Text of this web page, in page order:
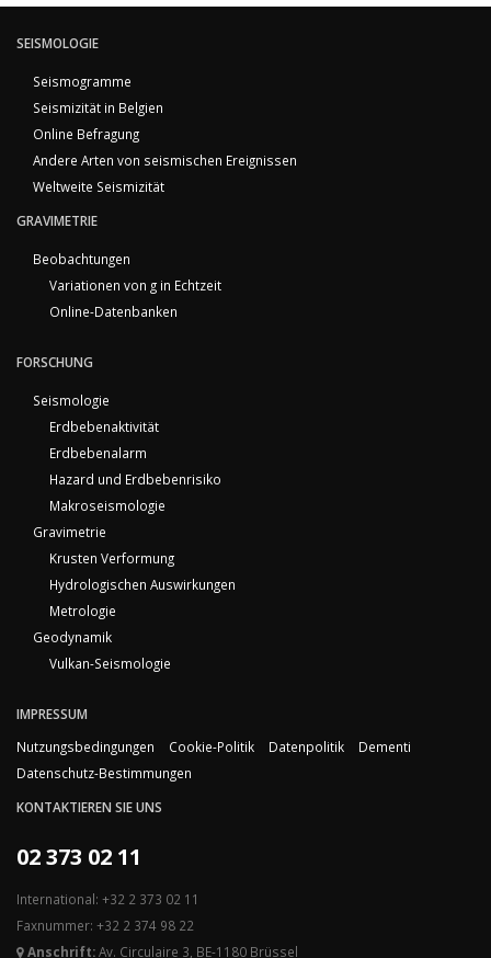
SEISMOLOGIE
Seismogramme
Seismizität in Belgien
Online Befragung
Andere Arten von seismischen Ereignissen
Weltweite Seismizität
GRAVIMETRIE
Beobachtungen
Variationen von g in Echtzeit
Online-Datenbanken
FORSCHUNG
Seismologie
Erdbebenaktivität
Erdbebenalarm
Hazard und Erdbebenrisiko
Makroseismologie
Gravimetrie
Krusten Verformung
Hydrologischen Auswirkungen
Metrologie
Geodynamik
Vulkan-Seismologie
IMPRESSUM
Nutzungsbedingungen
Cookie-Politik Datenpolitik
Dementi
Datenschutz-Bestimmungen
KONTAKTIEREN SIE UNS
02 373 02 11
International: +32 2 373 02 11
Faxnummer: +32 2 374 98 22
Anschrift:Av. Circulaire 3, BE-1180 Brüssel